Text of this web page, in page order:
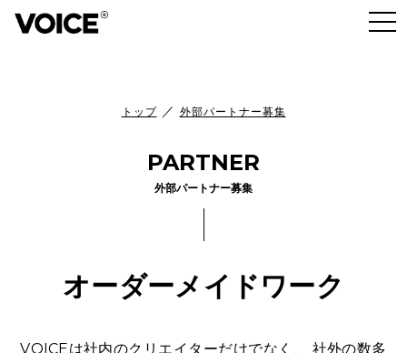
トップ／ 外部パートナー募集
PARTNER
外部パートナー募集
オーダーメイドワーク
VOICEは社内のクリエイターだけでなく、
社外の数多